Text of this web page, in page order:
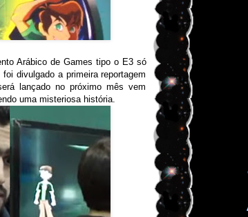
Arábico de Games tipo o E3 só
divulgado a primeira reportagem
lançado no próximo mês vem
uma misteriosa história.